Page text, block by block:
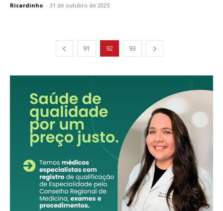
Ricardinho - 31 de outubro de 2025
91 92 93